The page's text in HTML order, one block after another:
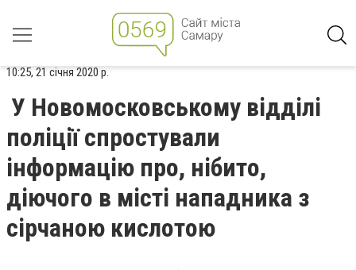
10:25, 21 січня 2020 р.
У Новомосковському відділі
поліції спростували
інформацію про, нібито,
діючого в місті нападника з
сірчаною кислотою